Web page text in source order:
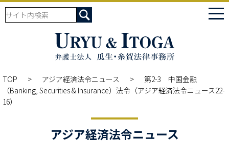
TOP アジア経済法令ニュース
第2-3 中国金融
（Banking, Securities & Insurance）法令（アジア経済法令ニュース22-
16）
アジア経済法令ニュース